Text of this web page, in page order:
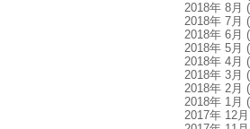
2018年 8月
2018年 7月
2018年 6月
2018年 5月
2018年 4月
2018年 3月
2018年 2月
2018年 1月
2017年 12月